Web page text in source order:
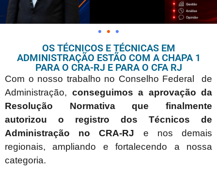
OS TÉCNICOS E TÉCNICAS EM
ADMINISTRAÇÃO ESTÃO COM A CHAPA 1
PARA O CRA-RJ E PARA O CFA RJ
Com o nosso trabalho no Conselho Federal de
Administração, conseguimos a aprovação da
Resolução Normativa que finalmente
autorizou o registro dos Técnicos de
Administração no CRA-RJ e nos demais
regionais, ampliando e fortalecendo a nossa
categoria.